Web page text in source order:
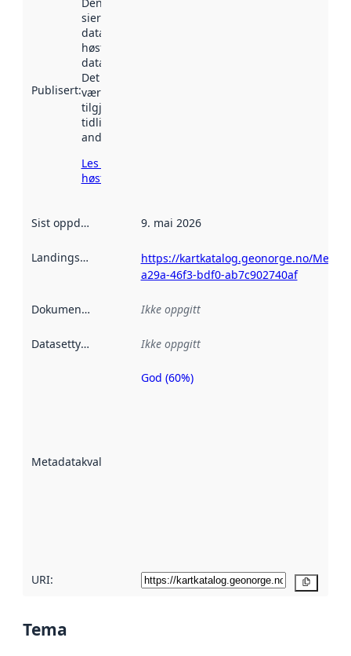
Publisert:
sier når
datasettet ble
høstet av
data.norge.no.
Det kan ha
vært
tilgjengelig
tidligere
andre steder.
Les mer om
høsting her
Sist oppdatert 9. mai 2026
Landingsside
https://kartkatalog.geonorge.no/
a29a-46f3-bdf0-ab7c902740af
Dokumentasjon Ikke oppgitt
Datasettype Ikke oppgitt
Metadatakvalitet
Metadatakvalitet
God (60%)
URI:
Tema